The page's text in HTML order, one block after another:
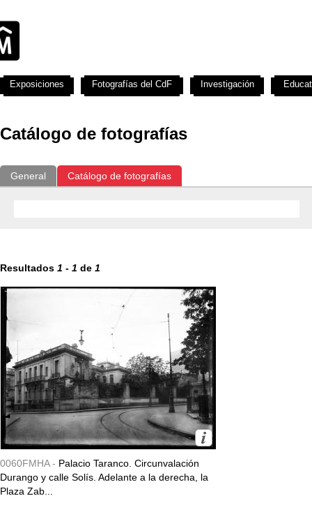
Catálogo de fotografías
General Catálogo de fotografías
Resultados 1 - 1 de 1
0060FMHA - Palacio Taranco. Circunvalación
Durango y calle Solís. Adelante a la derecha, la
Plaza Zab...
Exposiciones Fotografías del CdF Investigación